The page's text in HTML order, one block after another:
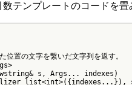
テンプレートのコードを畳
置の文字を繋いだ文字列を返す。
s, Args... indexes)